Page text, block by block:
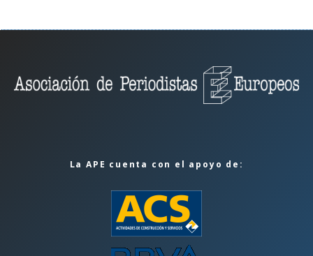
La APE cuenta con el apoyo de: